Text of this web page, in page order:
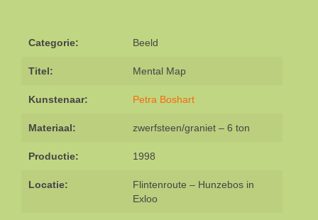
Categorie: Beeld
Titel: Mental Map
Kunstenaar: Petra Boshart
Materiaal: zwerfsteen/graniet – 6 ton
Productie: 1998
Locatie:
Flintenroute – Hunzebos in
Exloo